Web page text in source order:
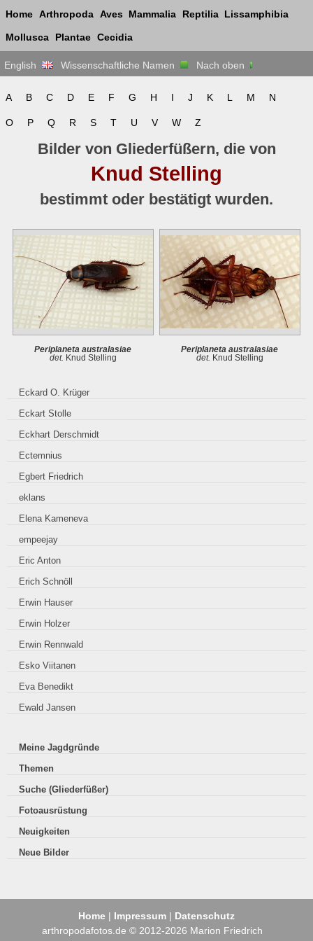
Home Arthropoda Aves Mammalia Reptilia Lissamphibia
Mollusca Plantae Cecidia
English Wissenschaftliche Namen Nach oben
A B C D E F G H I J K L M N
O P Q R S T U V W Z
Bilder von Gliederfüßern, die von
Knud Stelling
bestimmt oder bestätigt wurden.
Periplaneta australasiae
det. Knud Stelling
Periplaneta australasiae
det. Knud Stelling
Eckard O. Krüger
Eckart Stolle
Eckhart Derschmidt
Ectemnius
Egbert Friedrich
eklans
Elena Kameneva
empeejay
Eric Anton
Erich Schnöll
Erwin Hauser
Erwin Holzer
Erwin Rennwald
Esko Viitanen
Eva Benedikt
Ewald Jansen
Meine Jagdgründe
Themen
Suche (Gliederfüßer)
Fotoausrüstung
Neuigkeiten
Neue Bilder
Home | Impressum | Datenschutz
arthropodafotos.de © 2012-2026 Marion Friedrich